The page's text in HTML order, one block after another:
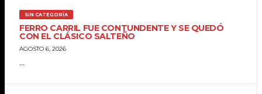
SIN CATEGORÍA
FERRO CARRIL FUE CONTUNDENTE Y SE QUEDÓ
CON EL CLÁSICO SALTEÑO
AGOSTO 6, 2026
...